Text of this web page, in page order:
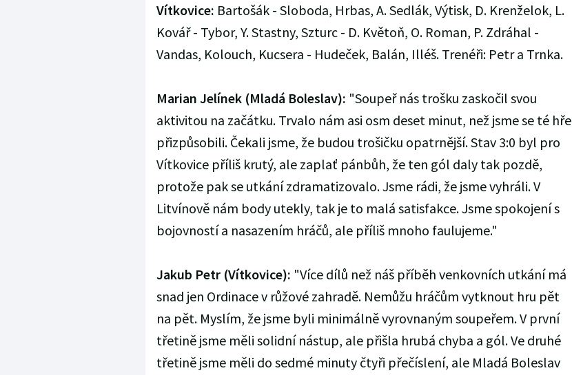
Vítkovice: Bartošák - Sloboda, Hrbas, A. Sedlák, Výtisk, D. Krenželok, L.
Kovář - Tybor, Y. Stastny, Szturc - D. Květoň, O. Roman, P. Zdráhal -
Vandas, Kolouch, Kucsera - Hudeček, Balán, Illéš. Trenéři: Petr a Trnka.
Marian Jelínek (Mladá Boleslav): "Soupeř nás trošku zaskočil svou
aktivitou na začátku. Trvalo nám asi osm deset minut, než jsme se té hře
přizpůsobili. Čekali jsme, že budou trošičku opatrnější. Stav 3:0 byl pro
Vítkovice příliš krutý, ale zaplať pánbůh, že ten gól daly tak pozdě,
protože pak se utkání zdramatizovalo. Jsme rádi, že jsme vyhráli. V
Litvínově nám body utekly, tak je to malá satisfakce. Jsme spokojení s
bojovností a nasazením hráčů, ale příliš mnoho faulujeme."
Jakub Petr (Vítkovice): "Více dílů než náš příběh venkovních utkání má
snad jen Ordinace v růžové zahradě. Nemůžu hráčům vytknout hru pět
na pět. Myslím, že jsme byli minimálně vyrovnaným soupeřem. V první
třetině jsme měli solidní nástup, ale přišla hrubá chyba a gól. Ve druhé
třetině jsme měli do sedmé minuty čtyři přečíslení, ale Mladá Boleslav